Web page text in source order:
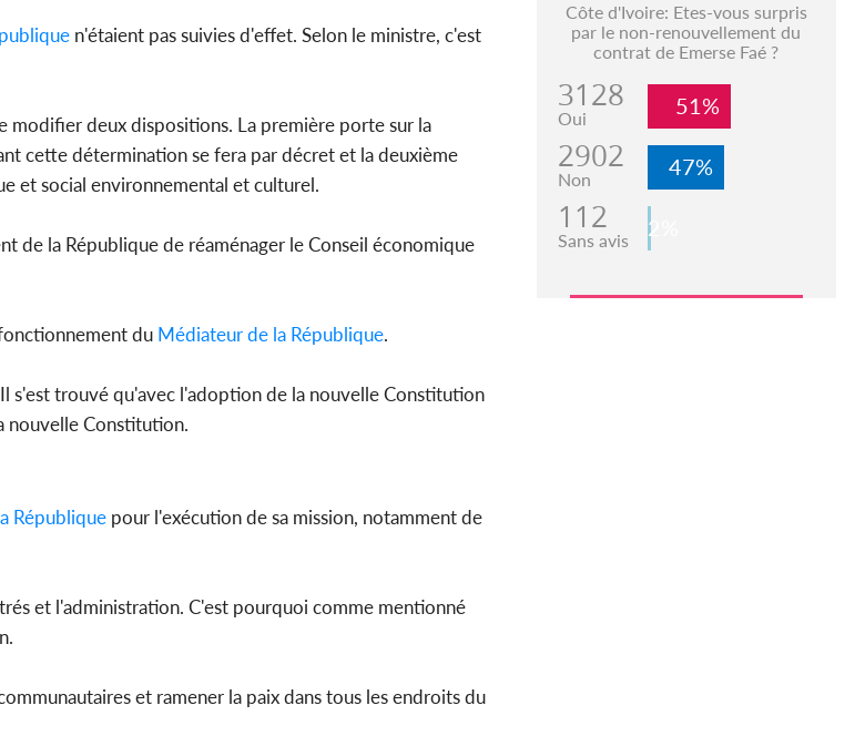
n'étaient pas suivies d'effet. Selon le ministre, c'est
modifier deux dispositions. La première porte sur la
cette détermination se fera par décret et la deuxième
et social environnemental et culturel.
de la République de réaménager le Conseil économique
du Médiateur de la République.
s'est trouvé qu'avec l'adoption de la nouvelle Constitution
nouvelle Constitution.
République pour l'exécution de sa mission, notamment de
et l'administration. C'est pourquoi comme mentionné
et ramener la paix dans tous les endroits du
Côte d'Ivoire: Etes-vous surpris
par le non-renouvellement du
contrat de Emerse Faé ?
3128
Oui 51%
2902
Non 47%
112
Sans avis 2%